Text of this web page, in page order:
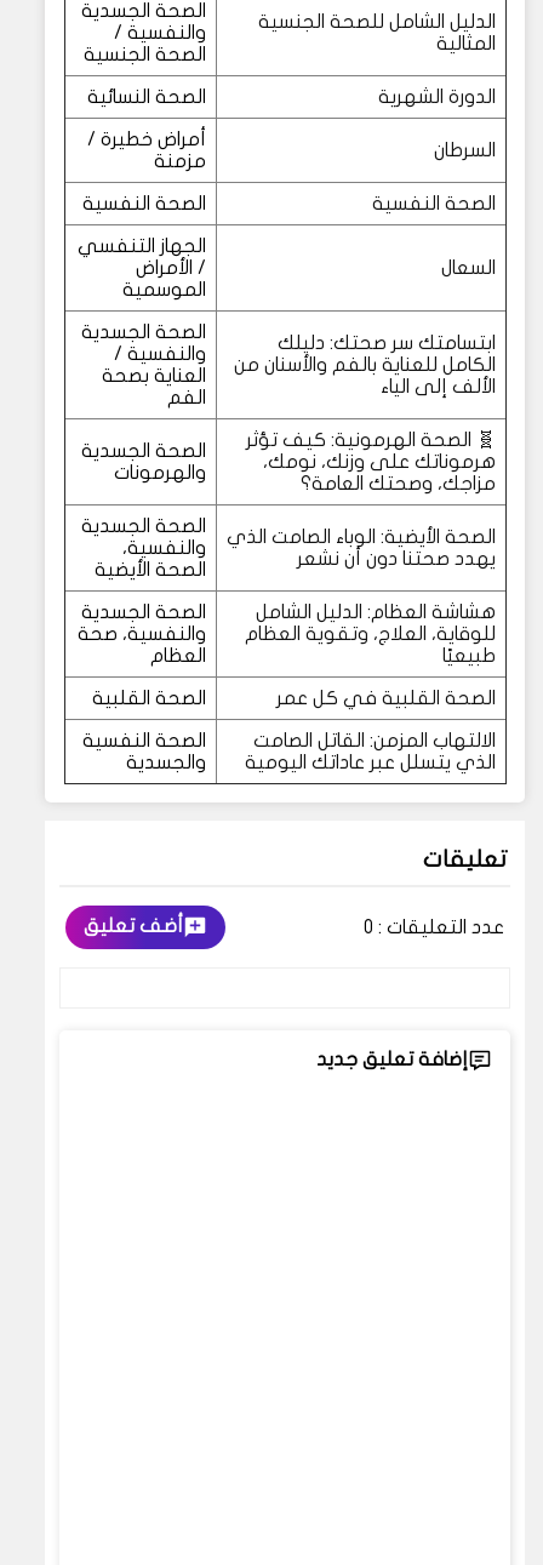
الدليل الشامل للصحة الجنسية
المثالية
الصحة الجسدية
والنفسية /
الصحة الجنسية
الدورة الشهرية الصحة النسائية
السرطان
أمراض خطيرة /
مزمنة
الصحة النفسية الصحة النفسية
السعال
الجهاز التنفسي
/ الأمراض
الموسمية
ابتسامتك سر صحتك: دليلك
الكامل للعناية بالفم والأسنان من
الألف إلى الياء
الصحة الجسدية
والنفسية /
العناية بصحة
الفم
🧬 الصحة الهرمونية: كيف تؤثر
هرموناتك على وزنك، نومك،
مزاجك، وصحتك العامة؟
الصحة الجسدية
والهرمونات
الصحة الأيضية: الوباء الصامت الذي
يهدد صحتنا دون أن نشعر
الصحة الجسدية
والنفسية،
الصحة الأيضية
هشاشة العظام: الدليل الشامل
للوقاية، العلاج، وتقوية العظام
طبيعيًا
الصحة الجسدية
والنفسية، صحة
العظام
الصحة القلبية في كل عمر الصحة القلبية
الالتهاب المزمن: القاتل الصامت
الذي يتسلل عبر عاداتك اليومية
الصحة النفسية
والجسدية
تعليقات
عدد التعليقات : 0 أضف تعليق
إضافة تعليق جديد